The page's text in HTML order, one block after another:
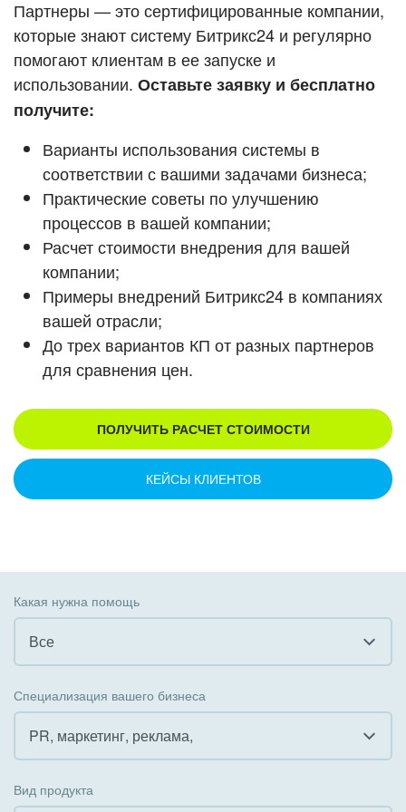
ВХОД
ВХОД
Смотреть видеокейсы
Партнеры — это сертифицированные компании,
которые знают систему Битрикс24 и регулярно
помогают клиентам в ее запуске и
использовании. Оставьте заявку и бесплатно
получите:
Варианты использования системы в
соответствии с вашими задачами бизнеса;
Практические советы по улучшению
процессов в вашей компании;
Расчет стоимости внедрения для вашей
компании;
Примеры внедрений Битрикс24 в компаниях
вашей отрасли;
До трех вариантов КП от разных партнеров
для сравнения цен.
ПОЛУЧИТЬ РАСЧЕТ СТОИМОСТИ
КЕЙСЫ КЛИЕНТОВ
Какая нужна помощь
Все
Внедрение КЭДО
Интеграция с 1С
Специализация вашего бизнеса
PR, маркетинг, реклама,
Вид продукта